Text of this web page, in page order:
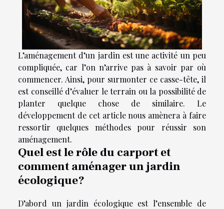
L’aménagement d’un jardin est une activité un peu
compliquée, car l’on n’arrive pas à savoir par où
commencer. Ainsi, pour surmonter ce casse-tête, il
est conseillé d’évaluer le terrain ou la possibilité de
planter quelque chose de similaire. Le
développement de cet article nous amènera à faire
ressortir quelques méthodes pour réussir son
aménagement.
Quel est le rôle du carport et
comment aménager un jardin
écologique?
D’abord un jardin écologique est l’ensemble de